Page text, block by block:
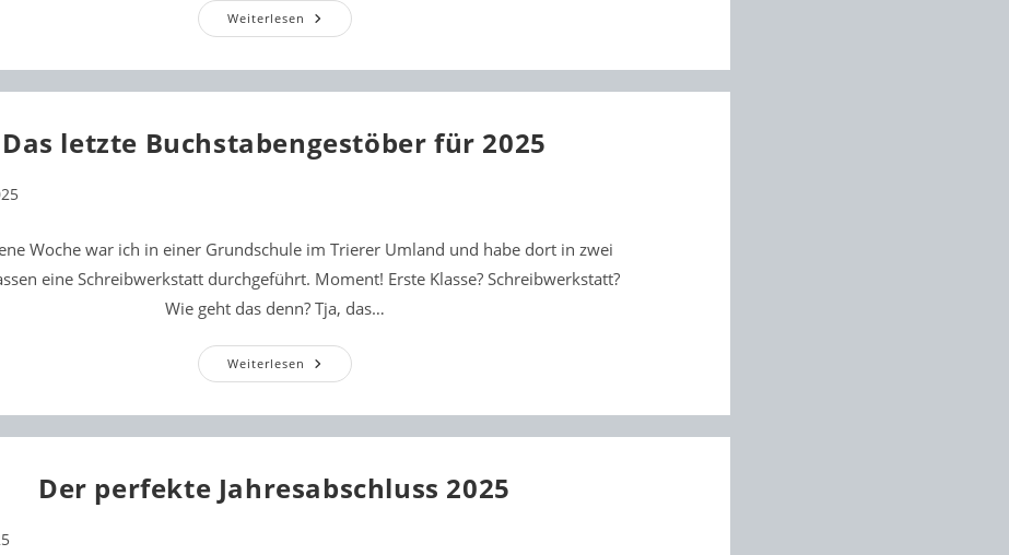
Weiterlesen Im
Kindergarten
Das letzte Buchstabengestöber für 2025
Woche war ich in einer Grundschule im Trierer Umland und habe dort in zwei
eine Schreibwerkstatt durchgeführt. Moment! Erste Klasse? Schreibwerkstatt?
Wie geht das denn? Tja, das…
Weiterlesen Das
Letzte
Der perfekte Jahresabschluss 2025